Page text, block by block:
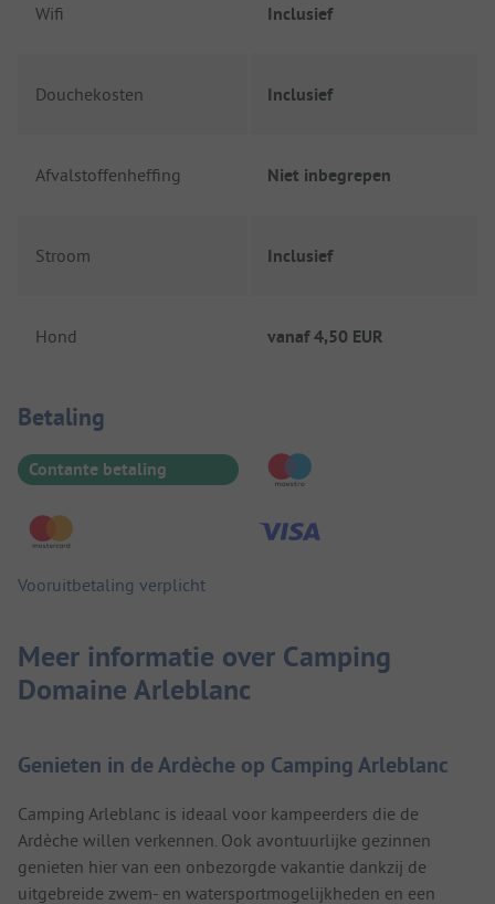
Wifi Inclusief
Douchekosten Inclusief
Afvalstoffenheffing Niet inbegrepen
Stroom Inclusief
Hond vanaf4,50 EUR
Betaalinformatie
Betaling
Contante betaling
Vooruitbetaling verplicht
Meer informatie over Camping
Domaine Arleblanc
Genieten in de Ardèche op Camping Arleblanc
Camping Arleblanc is ideaal voor kampeerders die de
Ardèche willen verkennen. Ook avontuurlijke gezinnen
genieten hier van een onbezorgde vakantie dankzij de
uitgebreide zwem- en watersportmogelijkheden en een